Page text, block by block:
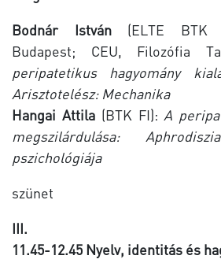
Bodnár István (ELTE BTK
Budapest; CEU, Filozófia
peripatetikus hagyomány
Arisztotelész: Mechanika
Hangai Attila (BTK FI): A
megszilárdulása:
pszichológiája
szünet
III.
11.45-12.45 Nyelv, identitás és